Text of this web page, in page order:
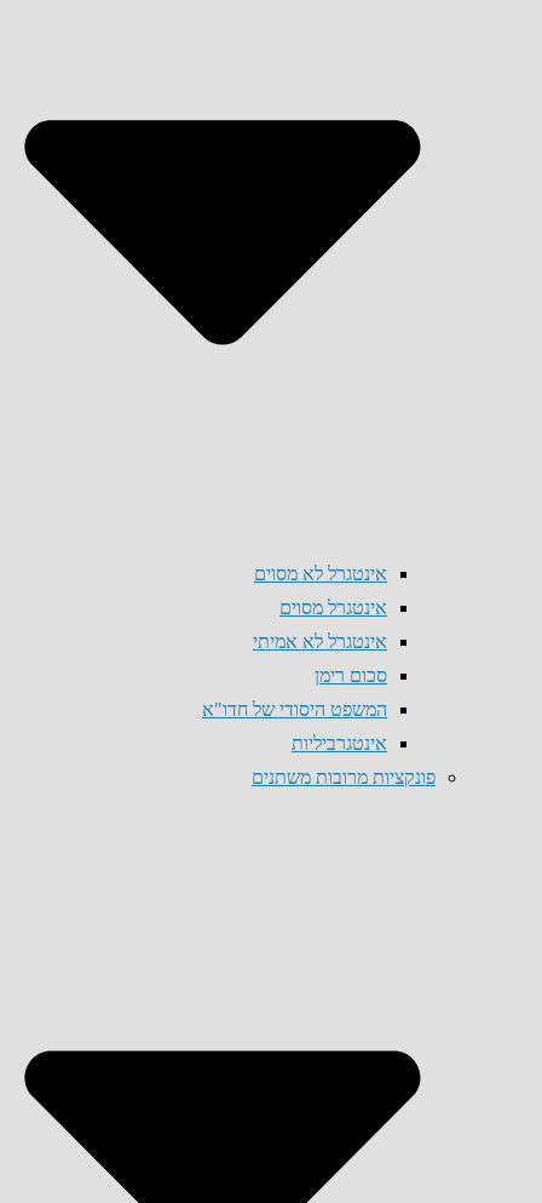
אינטגרל לא מסוים
אינטגרל מסוים
אינטגרל לא אמיתי
סכום רימן
המשפט היסודי של חדו"א
אינטגרביליות
פונקציות מרובות משתנים